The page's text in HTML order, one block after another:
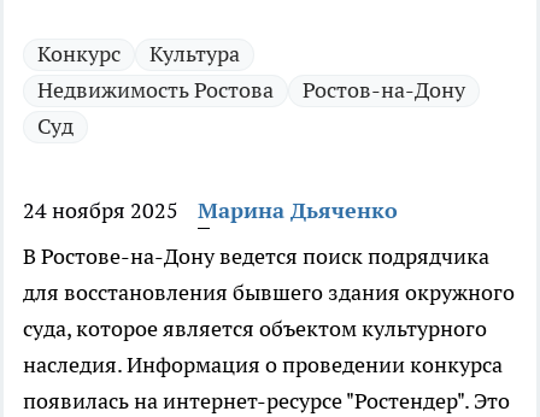
Конкурс
Культура
Недвижимость Ростова
Ростов-на-Дону
Суд
24 ноября 2025
Марина Дьяченко
В Ростове-на-Дону ведется поиск подрядчика
для восстановления бывшего здания окружного
суда, которое является объектом культурного
наследия. Информация о проведении конкурса
появилась на интернет-ресурсе "Ростендер". Это